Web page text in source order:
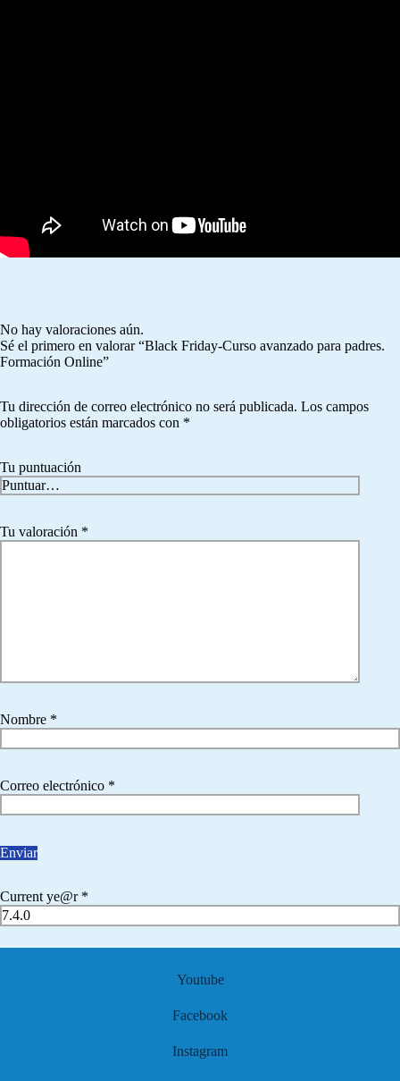
No hay valoraciones aún.
Sé el primero en valorar “Black Friday-Curso avanzado para padres.
Formación Online”
Tu dirección de correo electrónico no será publicada. Los campos
obligatorios están marcados con *
Tu puntuación
Tu valoración *
Nombre *
Correo electrónico *
Current ye@r *
Youtube
Facebook
Instagram